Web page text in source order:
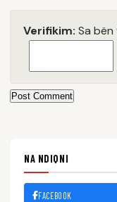
Verifikim: Sa bën
Post Comment
NA NDIQNI
FACEBOOK